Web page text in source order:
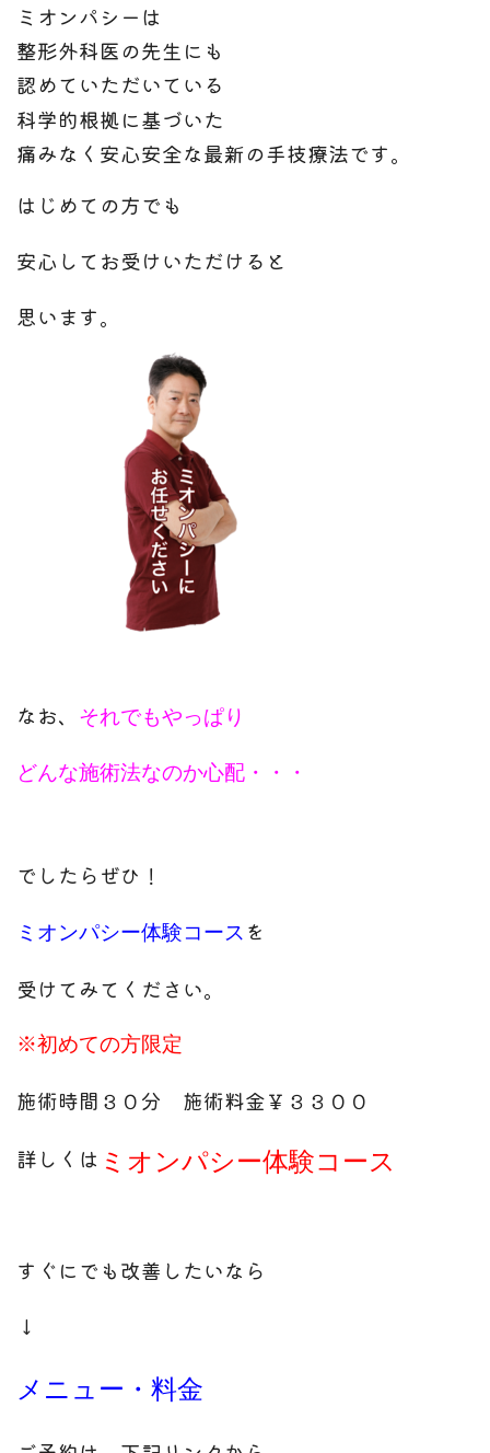
ミオンパシーは
整形外科医の先生にも
認めていただいている
科学的根拠に基づいた
痛みなく安心安全な最新の手技療法です。
はじめての方でも
安心してお受けいただけると
思います。
なお、 それでもやっぱり
どんな施術法なのか心配・・・
でしたらぜひ！
ミオンパシー体験コース を
受けてみてください。
※初めての方限定
施術時間３０分 施術料金￥３３００
詳しくは ミオンパシー体験コース
すぐにでも改善したいなら
↓
メニュー・料金